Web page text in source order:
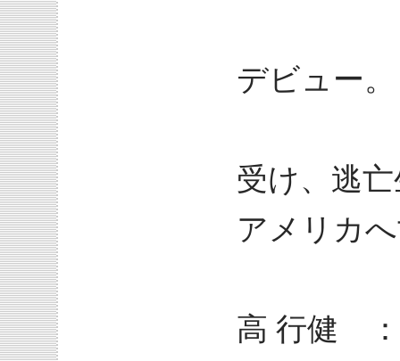
デビュー。
受け、逃
アメリカ
高 行健